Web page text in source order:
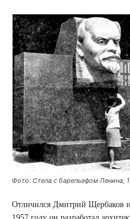
Фото: Стела с барельефом Ленина,
Отличился Дмитрий Щербаков